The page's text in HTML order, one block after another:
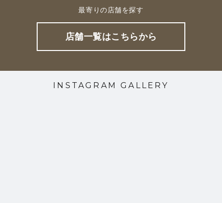
最寄りの店舗を探す
店舗一覧はこちらから
INSTAGRAM GALLERY